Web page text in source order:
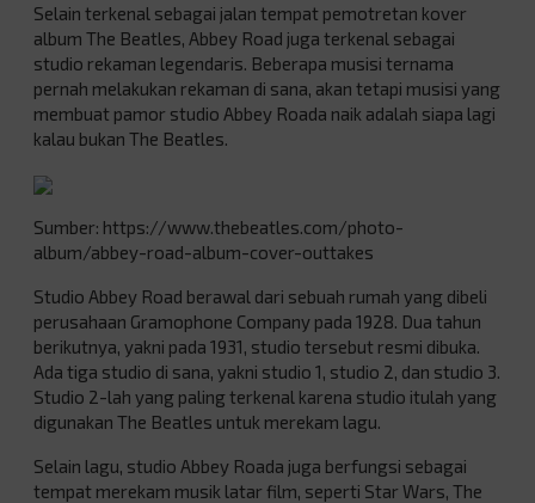
Selain terkenal sebagai jalan tempat pemotretan kover
album The Beatles, Abbey Road juga terkenal sebagai
studio rekaman legendaris. Beberapa musisi ternama
pernah melakukan rekaman di sana, akan tetapi musisi yang
membuat pamor studio Abbey Roada naik adalah siapa lagi
kalau bukan The Beatles.
Sumber: https://www.thebeatles.com/photo-
album/abbey-road-album-cover-outtakes
Studio Abbey Road berawal dari sebuah rumah yang dibeli
perusahaan Gramophone Company pada 1928. Dua tahun
berikutnya, yakni pada 1931, studio tersebut resmi dibuka.
Ada tiga studio di sana, yakni studio 1, studio 2, dan studio 3.
Studio 2-lah yang paling terkenal karena studio itulah yang
digunakan The Beatles untuk merekam lagu.
Selain lagu, studio Abbey Roada juga berfungsi sebagai
tempat merekam musik latar film, seperti Star Wars, The